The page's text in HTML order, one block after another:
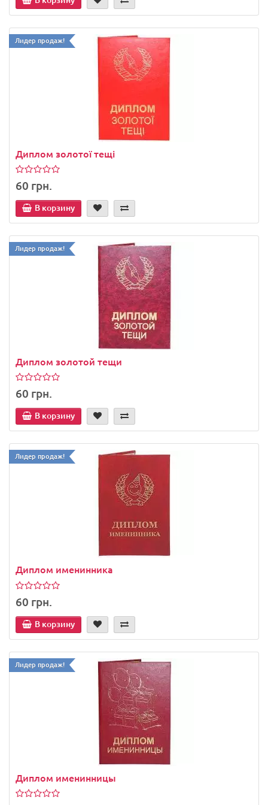
Лидер продаж!
Диплом золотої тещі
60 грн.
В корзину
Лидер продаж!
Диплом золотой тещи
60 грн.
В корзину
Лидер продаж!
Диплом именинника
60 грн.
В корзину
Лидер продаж!
Диплом именинницы